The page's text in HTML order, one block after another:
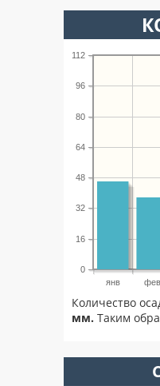
янв фев
0
16
32
48
64
80
96
112
Количество
мм. Таким